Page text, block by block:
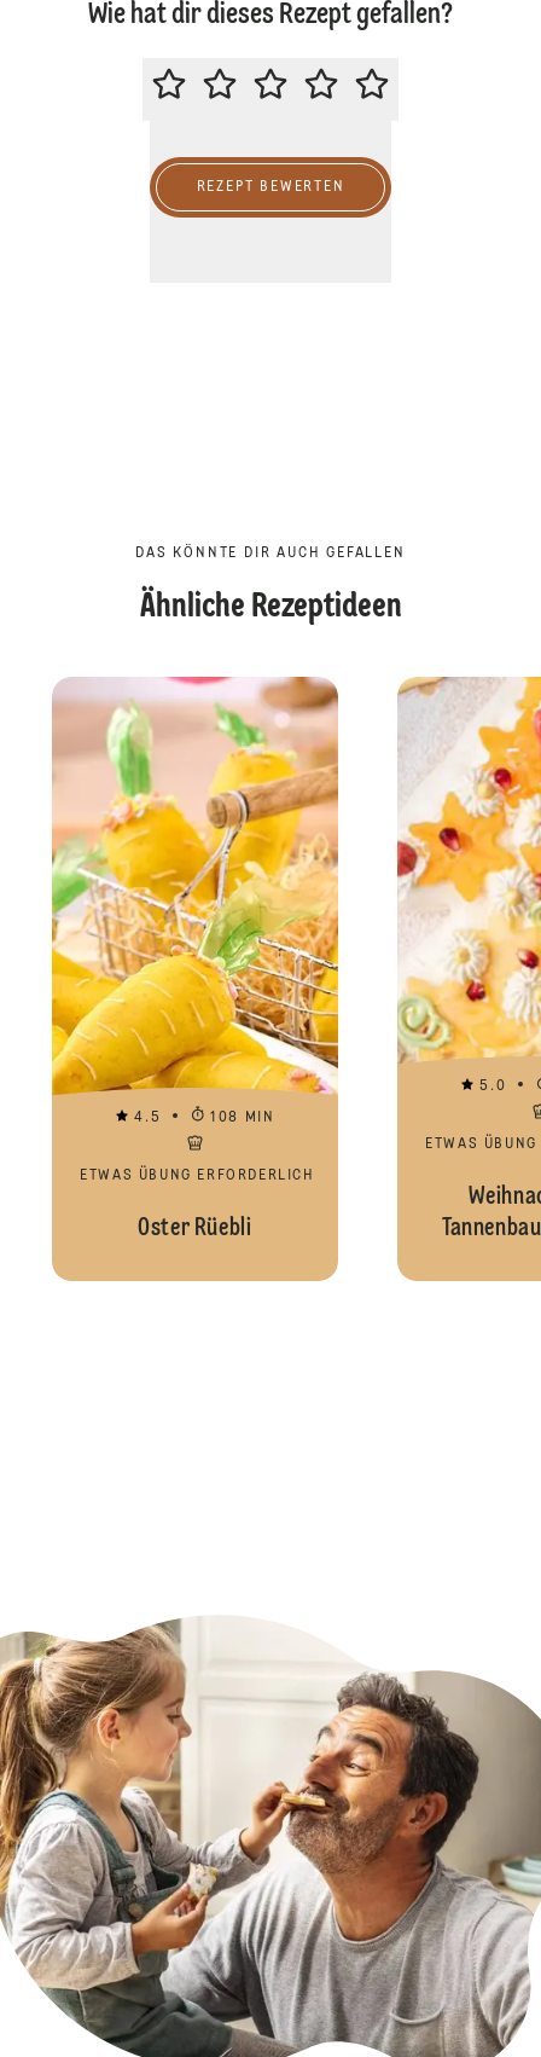
Wie hat dir dieses Rezept gefallen?
BITTE BEWERTE DIESES REZEPT
REZEPT BEWERTEN
DAS KÖNNTE DIR AUCH GEFALLEN
Ähnliche Rezeptideen
4.5 108 MIN
ETWAS ÜBUNG ERFORDERLICH
Oster Rüebli
5.0
ETWAS